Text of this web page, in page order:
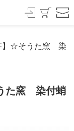
】☆そうた窯 染
た窯 染付蛸